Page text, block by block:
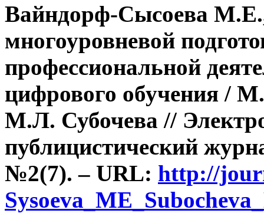
Вайндорф-Сысоева
многоуровневой
профессиональной
цифрового обучения /
М.Л. Субочева //
публицистический
№2(7). – URL: http://